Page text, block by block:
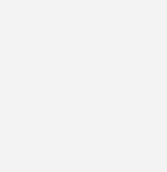
Newsletter bin ich damit einverstanden, über
Online-Angebote
KG
widerrufen und eine Abmeldung ist
zum Umgang mit Daten finden Sie